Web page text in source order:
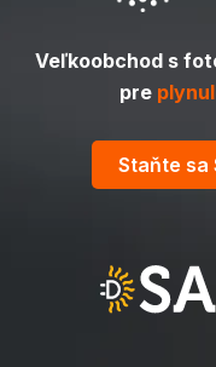
Veľkoobchod s
pre
Staňte sa